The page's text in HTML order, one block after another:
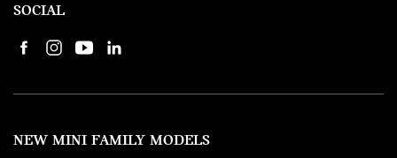
SOCIAL
NEW MINI FAMILY MODELS